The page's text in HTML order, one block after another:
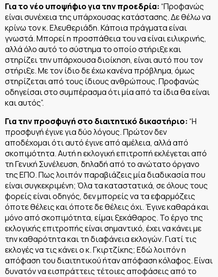
Για το νέο υποψήφιο για την προεδρία:“Προφανώς
είναι συνέχεια της υπάρχουσας κατάστασης. Δε θέλω να
κρίνω τον κ. Ελευθεριάδη. Κάποια πράγματα είναι
γνωστά. Μπορεί η προσπάθεια του να είναι ειλικρινής,
αλλά όλο αυτό το σύστημα το οποίο στήριξε και
στηρίζει την υπάρχουσα διοίκηση, είναι αυτό που τον
στήριξε. Με τον ίδιο δε έχω κανένα πρόβλημα, όμως
στηρίζεται από τους ίδιους ανθρώπους. Προφανώς
οδηγείσαι στο συμπέρασμα ότι μία από τα ίδια θα είναι
και αυτός”.
Για την προσφυγή στο διαιτητικό δικαστήριο:“Η
προσφυγή έγινε για δύο λόγους. Πρώτον δεν
αποδέχομαι ότι αυτό έγινε από αμέλεια, αλλά από
σκοπιμότητα. Αυτή η εκλογική επιτροπή εκλέγεται από
τη Γενική Συνέλευση, δηλαδή από το ανώτατο όργανο
της ΕΠΟ. Πως λοιπόν παραβιάζεις μία διαδικασία που
είναι συγκεκριμένη; Όλα τα καταστατικά, σε όλους τους
φορείς είναι οδηγός, δεν μπορείς να τα εφαρμόζεις
όποτε θέλεις και όποτε δε θέλεις όχι. Έγινε καθαρά και
μόνο από σκοπιμότητα, είμαι ξεκάθαρος. Το έργο της
εκλογικής επιτροπής είναι σημαντικό, έχει να κάνει με
την καθαρότητα και τη διαφάνεια εκλογών. Γιατί τις
εκλογές να τις κάνει ο κ. Γκιρτζίκης; Εδώ λοιπόν η
απόφαση του διαιτητικού ήταν απόφαση κόλαφος. Είναι
δυνατόν να εισπράττεις τέτοιες αποφάσεις από το